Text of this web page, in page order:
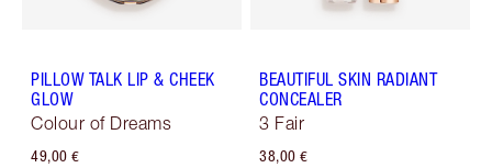
PILLOW TALK LIP & CHEEK
GLOW
Colour of Dreams
49,00 €
BEAUTIFUL SKIN RADIANT
CONCEALER
3 Fair
38,00 €